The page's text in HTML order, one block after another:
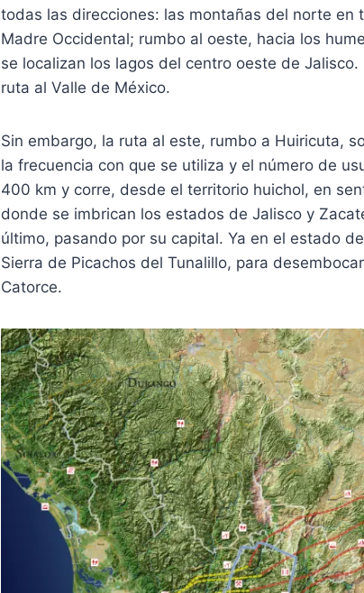
todas las direcciones: las montañas del norte en
Madre Occidental; rumbo al oeste, hacia los
se localizan los lagos del centro oeste de
ruta al Valle de México.
Sin embargo, la ruta al este, rumbo a Huiricuta,
la frecuencia con que se utiliza y el número de
400 km y corre, desde el territorio huichol, en
donde se imbrican los estados de Jalisco y
último, pasando por su capital. Ya en el estado
Sierra de Picachos del Tunalillo, para
Catorce.